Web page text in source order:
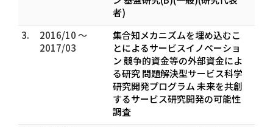
者)
3.
2016/10 ～
2017/03
集合知メカニズムを埋め込むこ
とによるサービスイノベーショ
ン 競争的資金等の外部資金によ
る研究 問題解決型サービス科学
研究開発プログラム 未来を共創
するサービス研究開発の可能性
調査